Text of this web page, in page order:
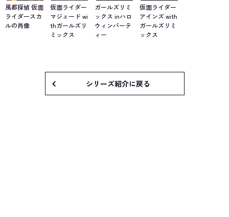
風都探偵 仮面
ライダースカ
ルの肖像
仮面ライダー
マジェード wi
thガールズリ
ミックス
ガールズリミ
ックス inハロ
ウィンパーテ
ィー
仮面ライダー
アインズ with
ガールズリミ
ックス
シリーズ紹介に戻る